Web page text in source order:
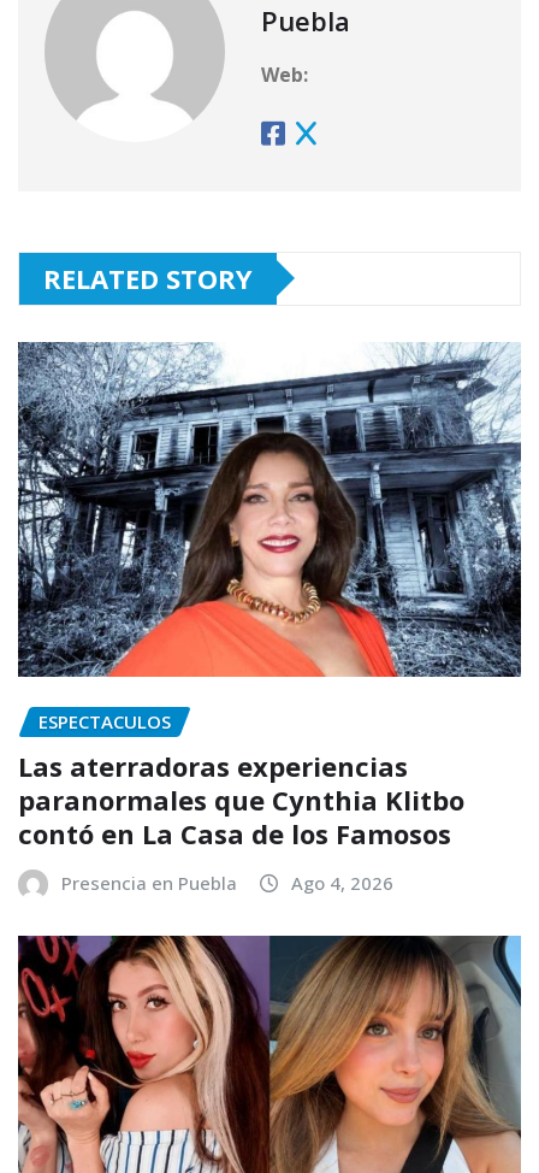
Puebla
Web:
RELATED STORY
ESPECTACULOS
Las aterradoras experiencias
paranormales que Cynthia Klitbo
contó en La Casa de los Famosos
Presencia en Puebla Ago 4, 2026